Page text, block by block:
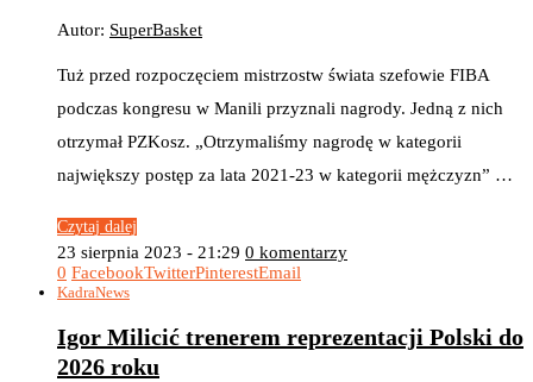
Autor: SuperBasket
Tuż przed rozpoczęciem mistrzostw świata szefowie FIBA
podczas kongresu w Manili przyznali nagrody. Jedną z nich
otrzymał PZKosz. „Otrzymaliśmy nagrodę w kategorii
największy postęp za lata 2021-23 w kategorii mężczyzn” …
Czytaj dalej
23 sierpnia 2023 - 21:29 0 komentarzy
0 FacebookTwitterPinterestEmail
KadraNews
Igor Milicić trenerem reprezentacji Polski do
2026 roku